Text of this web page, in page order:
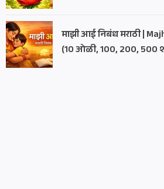
माझी आई निबंध मराठी |
(10 ओळी, 100, 200, 500